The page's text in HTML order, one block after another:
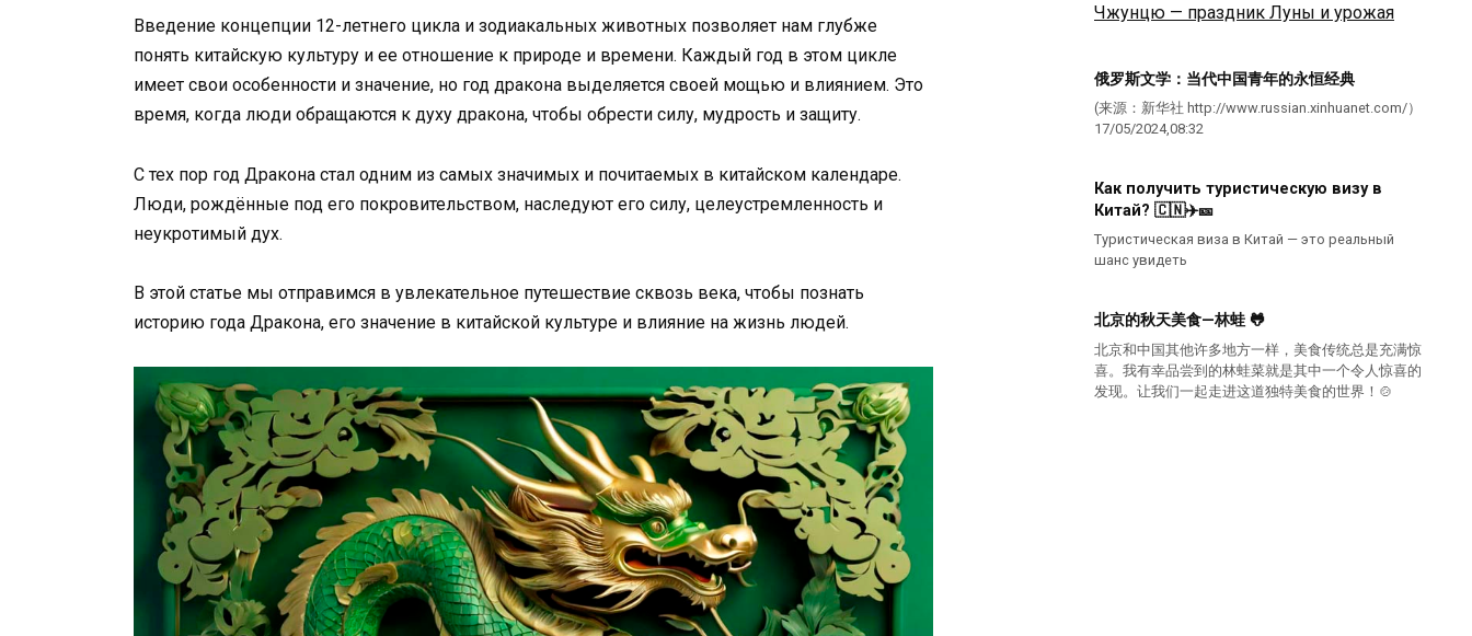
Введение концепции 12-летнего цикла и зодиакальных животных позволяет нам глубже
понять китайскую культуру и ее отношение к природе и времени. Каждый год в этом цикле
имеет свои особенности и значение, но год дракона выделяется своей мощью и влиянием. Это
время, когда люди обращаются к духу дракона, чтобы обрести силу, мудрость и защиту.
С тех пор год Дракона стал одним из самых значимых и почитаемых в китайском календаре.
Люди, рождённые под его покровительством, наследуют его силу, целеустремленность и
неукротимый дух.
В этой статье мы отправимся в увлекательное путешествие сквозь века, чтобы познать
историю года Дракона, его значение в китайской культуре и влияние на жизнь людей.
Чжунцю — праздник Луны и урожая
俄罗斯文学：当代中国青年的永恒经典
(来源：新华社 http://www.russian.xinhuanet.com/）
17/05/2024,08:32
Как получить туристическую визу в
Китай? 🇨🇳✈️🎫
Туристическая виза в Китай — это реальный
шанс увидеть
北京的秋天美食—林蛙 🐸
北京和中国其他许多地方一样，美食传统总是充满惊
喜。我有幸品尝到的林蛙菜就是其中一个令人惊喜的
发现。让我们一起走进这道独特美食的世界！🍲